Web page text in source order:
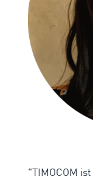
"TIMOCOM